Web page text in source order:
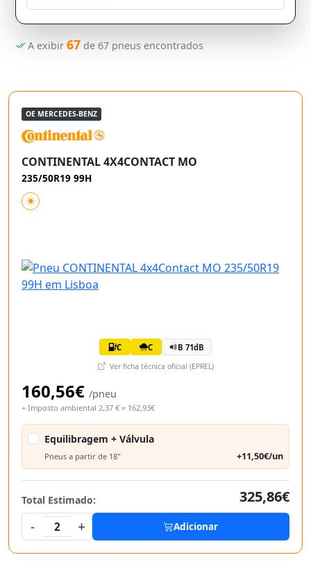
A exibir 67 de 67 pneus encontrados
OE MERCEDES-BENZ
CONTINENTAL 4X4CONTACT MO
235/50R19 99H
C C B 71dB
Ver ficha técnica oficial (EPREL)
160,56€ /pneu
+ Imposto ambiental 2,37 € = 162,93€
Equilibragem + Válvula
Pneus a partir de 18" +11,50€/un
Total Estimado:
325,86€
-
2 + Adicionar